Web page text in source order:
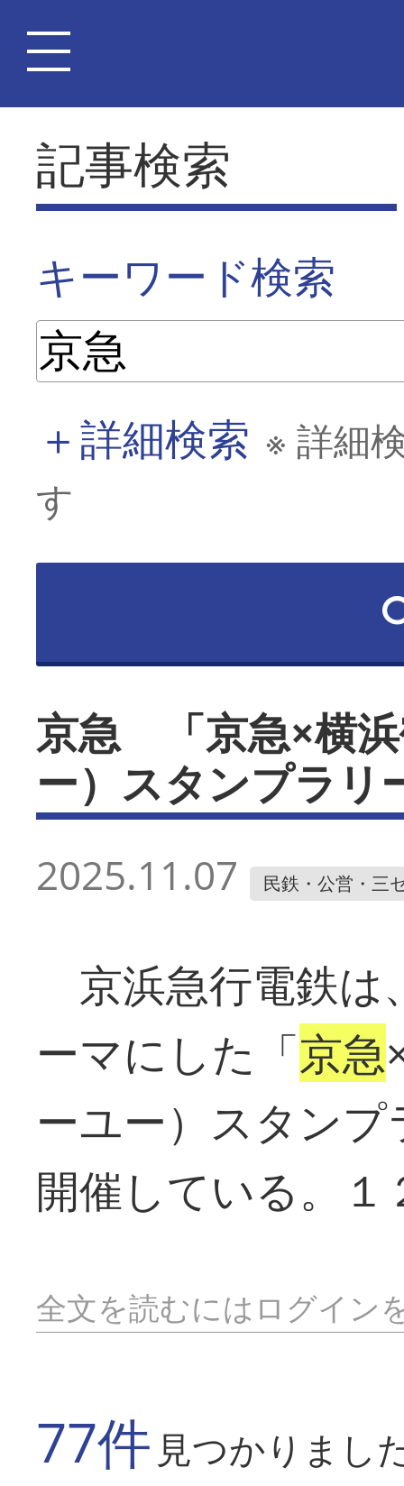
記事検索
キーワード検索
＋詳細検索 ※ 詳細
す
京急 「京急×横
ー）スタンプラリ
2025.11.07 民鉄・公営・三
京浜急行電鉄は
ーマにした「京急
ーユー）スタン
開催している。
全文を読むにはログイン
77件 見つかりまし